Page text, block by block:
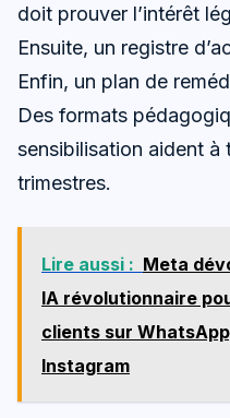
doit prouver l’intérêt
Ensuite, un registre
Enfin, un plan de
Des formats
sensibilisation aident à
trimestres.
Lire aussi : Meta
IA révolutionnaire
clients sur
Instagram